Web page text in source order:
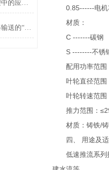
0.85------电机
材质：
C -------碳钢
S --------不锈
配用功率范围
叶轮直径范围
叶轮转速范围
推力范围：
材质：铸铁/铸
四、 用途及适
低速推流系列搅
回转式格栅除污机在水处理中的应用效果分析
管式螺旋输送机：工业物料输送的“隐形动脉”